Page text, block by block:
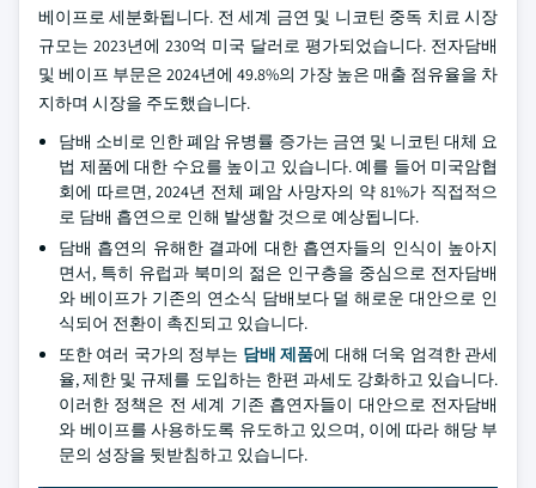
베이프로 세분화됩니다. 전 세계 금연 및 니코틴 중독 치료 시장
규모는 2023년에 230억 미국 달러로 평가되었습니다. 전자담배
및 베이프 부문은 2024년에 49.8%의 가장 높은 매출 점유율을 차
지하며 시장을 주도했습니다.
담배 소비로 인한 폐암 유병률 증가는 금연 및 니코틴 대체 요
법 제품에 대한 수요를 높이고 있습니다. 예를 들어 미국암협
회에 따르면, 2024년 전체 폐암 사망자의 약 81%가 직접적으
로 담배 흡연으로 인해 발생할 것으로 예상됩니다.
담배 흡연의 유해한 결과에 대한 흡연자들의 인식이 높아지
면서, 특히 유럽과 북미의 젊은 인구층을 중심으로 전자담배
와 베이프가 기존의 연소식 담배보다 덜 해로운 대안으로 인
식되어 전환이 촉진되고 있습니다.
또한 여러 국가의 정부는 담배 제품에 대해 더욱 엄격한 관세
율, 제한 및 규제를 도입하는 한편 과세도 강화하고 있습니다.
이러한 정책은 전 세계 기존 흡연자들이 대안으로 전자담배
와 베이프를 사용하도록 유도하고 있으며, 이에 따라 해당 부
문의 성장을 뒷받침하고 있습니다.